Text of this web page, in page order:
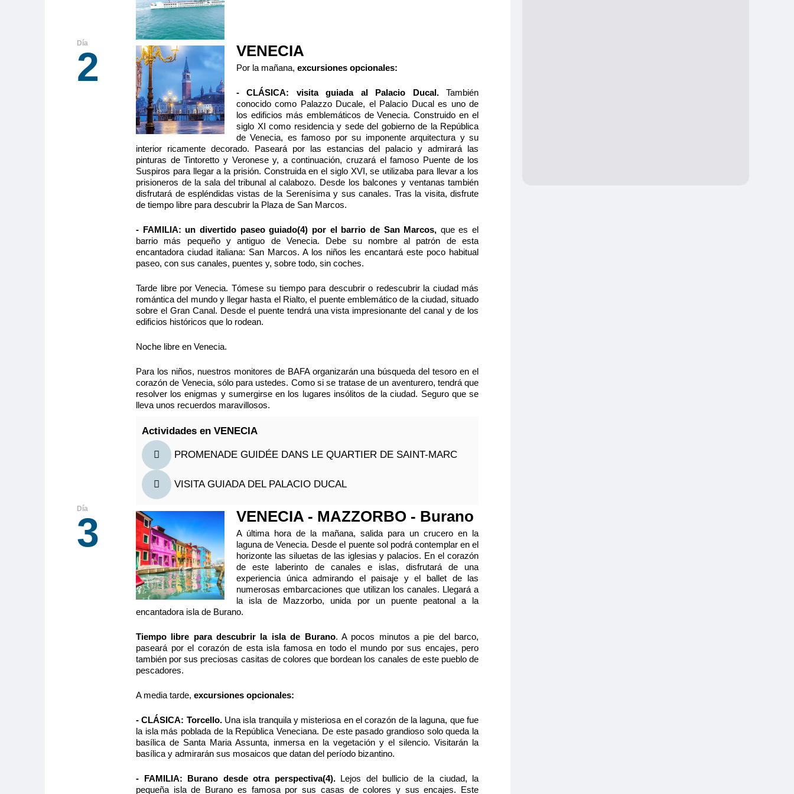
2 VENECIA
Por la mañana,excursiones opcionales:
- CLÁSICA: visita guiada al Palacio Ducal.También
conocido como Palazzo Ducale, el Palacio Ducal es uno de
los edificios más emblemáticos de Venecia. Construido en el
siglo XI como residencia y sede del gobierno de la República
de Venecia, es famoso por su imponente arquitectura y su
interior ricamente decorado. Paseará por las estancias del palacio y admirará las
pinturas de Tintoretto y Veronese y, a continuación, cruzará el famoso Puente de los
Suspiros para llegar a la prisión. Construida en el siglo XVI, se utilizaba para llevar a los
prisioneros de la sala del tribunal al calabozo. Desde los balcones y ventanas también
disfrutará de espléndidas vistas de la Serenísima y sus canales. Tras la visita, disfrute
de tiempo libre para descubrir la Plaza de San Marcos.
- FAMILIA: un divertido paseo guiado(4) por el barrio de San Marcos, que es el
barrio más pequeño y antiguo de Venecia. Debe su nombre al patrón de esta
encantadora ciudad italiana: San Marcos. A los niños les encantará este poco habitual
paseo, con sus canales, puentes y, sobre todo, sin coches.
Tarde libre por Venecia. Tómese su tiempo para descubrir o redescubrir la ciudad más
romántica del mundo y llegar hasta el Rialto, el puente emblemático de la ciudad, situado
sobre el Gran Canal. Desde el puente tendrá una vista impresionante del canal y de los
edificios históricos que lo rodean.
Noche libre en Venecia.
Para los niños, nuestros monitores de BAFA organizarán una búsqueda del tesoro en el
corazón de Venecia, sólo para ustedes. Como si se tratase de un aventurero, tendrá que
resolver los enigmas y sumergirse en los lugares insólitos de la ciudad. Seguro que se
lleva unos recuerdos maravillosos.
Actividades en VENECIA
PROMENADE GUIDÉE DANS LE QUARTIER DE SAINT-MARC
VISITA GUIADA DEL PALACIO DUCAL
3 VENECIA - MAZZORBO - Burano
A última hora de la mañana, salida para un crucero en la
laguna de Venecia. Desde el puente sol podrá contemplar en el
horizonte las siluetas de las iglesias y palacios. En el corazón
de este laberinto de canales e islas, disfrutará de una
experiencia única admirando el paisaje y el ballet de las
numerosas embarcaciones que utilizan los canales. Llegará a
la isla de Mazzorbo, unida por un puente peatonal a la
encantadora isla de Burano.
Tiempo libre para descubrir la isla de Burano. A pocos minutos a pie del barco,
paseará por el corazón de esta isla famosa en todo el mundo por sus encajes, pero
también por sus preciosas casitas de colores que bordean los canales de este pueblo de
pescadores.
A media tarde,excursiones opcionales:
- CLÁSICA: Torcello.Una isla tranquila y misteriosa en el corazón de la laguna, que fue
la isla más poblada de la República Veneciana. De este pasado grandioso solo queda la
basílica de Santa Maria Assunta, inmersa en la vegetación y el silencio. Visitarán la
basílica y admirarán sus mosaicos que datan del período bizantino.
- FAMILIA: Burano desde otra perspectiva(4).Lejos del bullicio de la ciudad, la
pequeña isla de Burano es famosa por sus casas de colores y sus encajes. Este